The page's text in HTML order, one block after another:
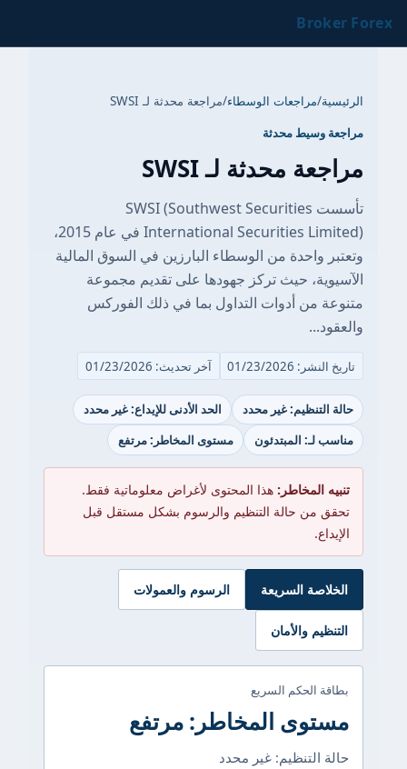
Broker Forex
الرئيسية/مراجعات الوسطاء/مراجعة محدثة لـ SWSI
مراجعة وسيط محدثة
مراجعة محدثة لـ SWSI
تأسست SWSI (Southwest Securities
International Securities Limited) في عام 2015،
وتعتبر واحدة من الوسطاء البارزين في السوق المالية
الآسيوية، حيث تركز جهودها على تقديم مجموعة
متنوعة من أدوات التداول بما في ذلك الفوركس
والعقود...
تاريخ النشر: 01/23/2026 آخر تحديث: 01/23/2026
حالة التنظيم: غير محدد
الحد الأدنى للإيداع: غير محدد
مناسب لـ: المبتدئون
مستوى المخاطر: مرتفع
تنبيه المخاطر: هذا المحتوى لأغراض معلوماتية فقط.
تحقق من حالة التنظيم والرسوم بشكل مستقل قبل
الإيداع.
الخلاصة السريعة الرسوم والعمولات
التنظيم والأمان
بطاقة الحكم السريع
مستوى المخاطر: مرتفع
حالة التنظيم: غير محدد